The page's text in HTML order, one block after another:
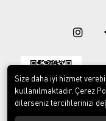
Size daha iyi hizmet
kullanılmaktadır. Çerez
dilerseniz tercihlerinizi